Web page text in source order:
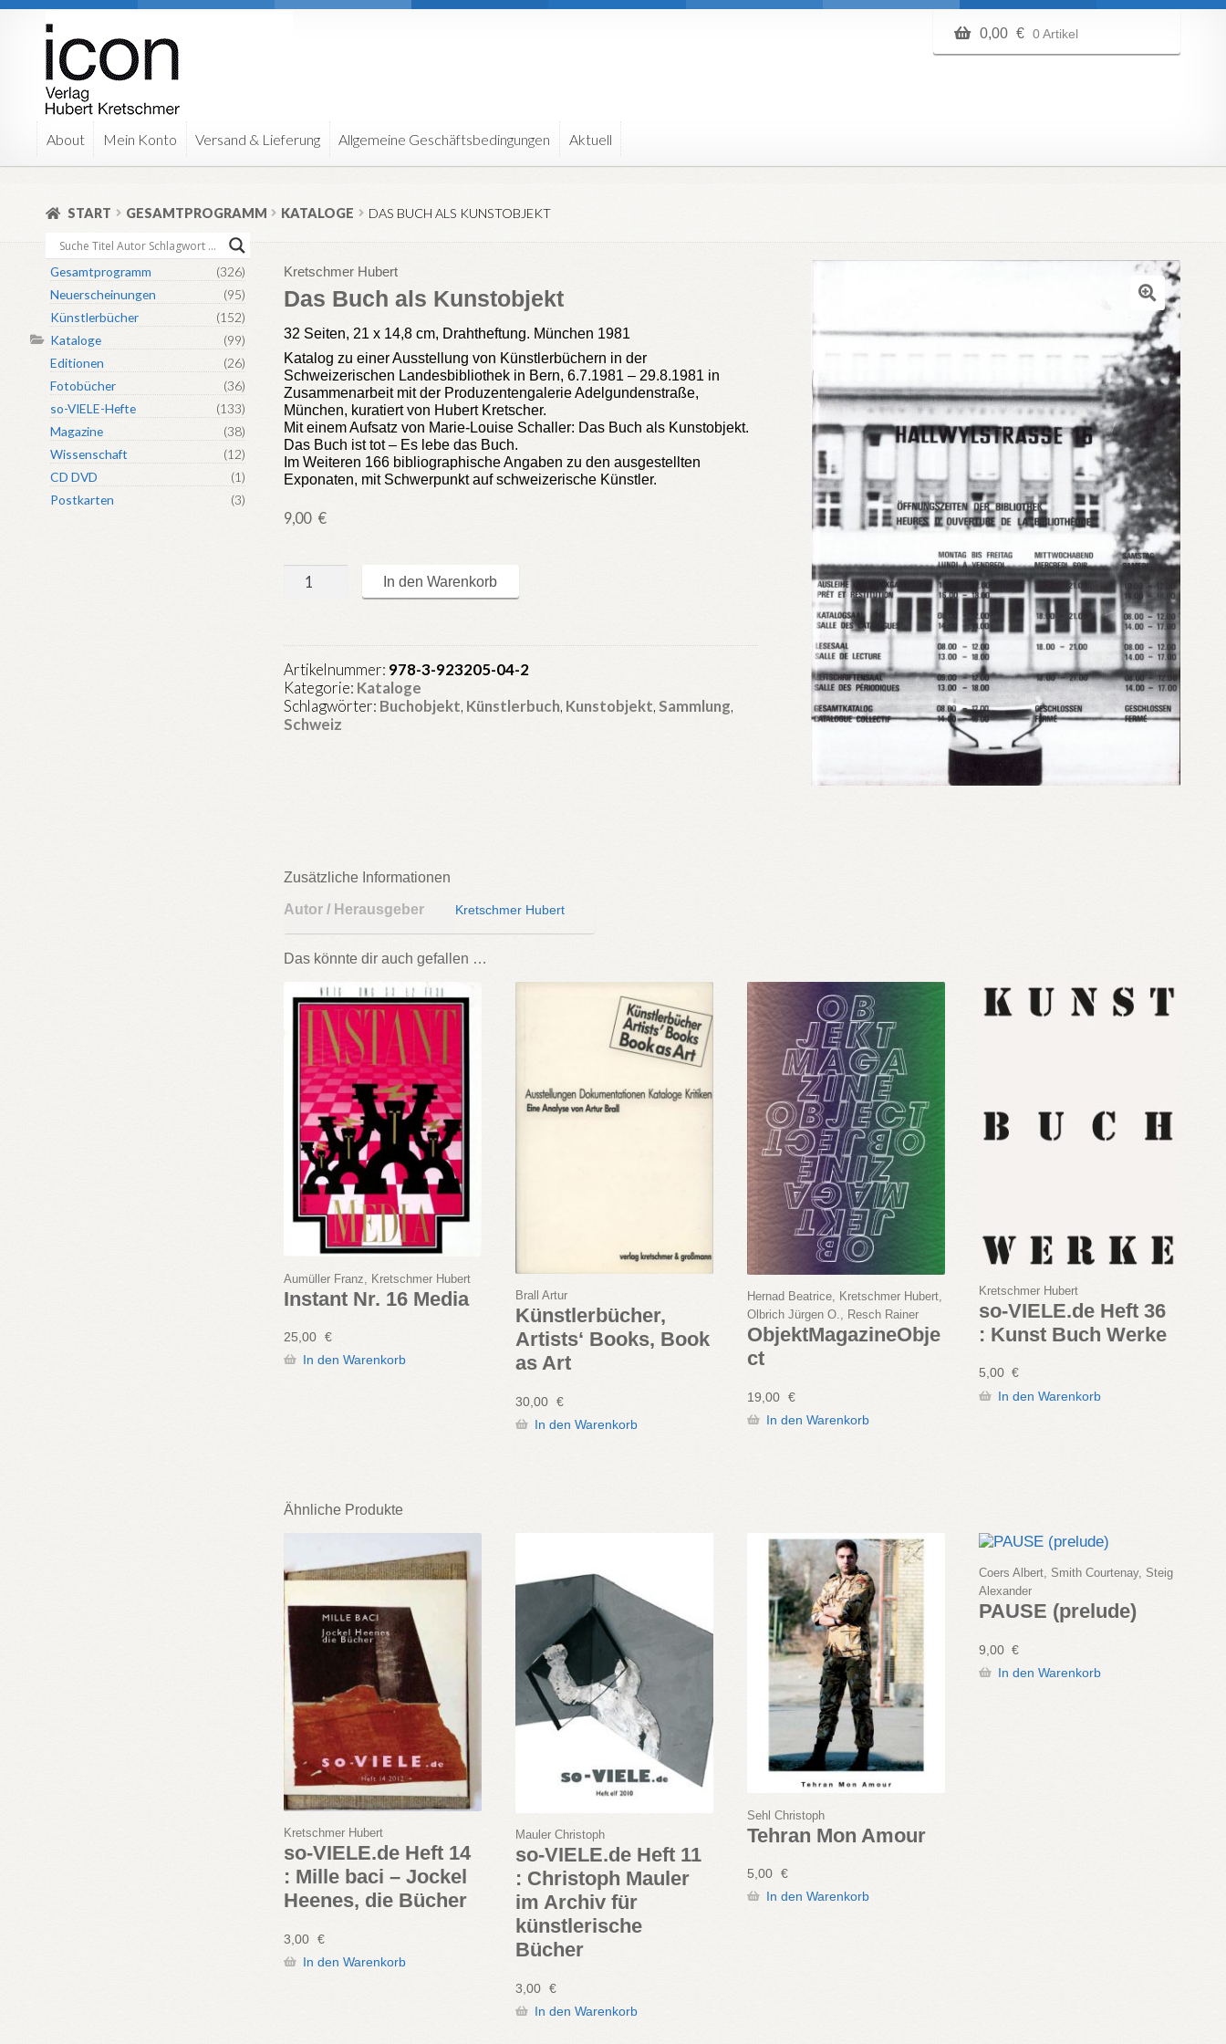
Zur
Navigation
springen
Zum
Inhalt
springen
0,00 € 0 Artikel
About Mein Konto Versand & Lieferung Allgemeine Geschäftsbedingungen Aktuell
START GESAMTPROGRAMM KATALOGE DAS BUCH ALS KUNSTOBJEKT
🔍
Kretschmer Hubert
Das Buch als Kunstobjekt
32 Seiten, 21 x 14,8 cm, Drahtheftung. München 1981
Katalog zu einer Ausstellung von Künstlerbüchern in der
Schweizerischen Landesbibliothek in Bern, 6.7.1981 – 29.8.1981 in
Zusammenarbeit mit der Produzentengalerie Adelgundenstraße,
München, kuratiert von Hubert Kretscher.
Mit einem Aufsatz von Marie-Louise Schaller: Das Buch als Kunstobjekt.
Das Buch ist tot – Es lebe das Buch.
Im Weiteren 166 bibliographische Angaben zu den ausgestellten
Exponaten, mit Schwerpunkt auf schweizerische Künstler.
9,00 €
Das
In den Warenkorb
Artikelnummer: 978-3-923205-04-2
Kategorie: Kataloge
Schlagwörter: Buchobjekt, Künstlerbuch, Kunstobjekt,Sammlung,
Schweiz
Zusätzliche Informationen
Autor / Herausgeber
Kretschmer Hubert
Das könnte dir auch gefallen …
Aumüller Franz, Kretschmer Hubert
Instant Nr. 16 Media
25,00 €
In den Warenkorb
Brall Artur
Künstlerbücher,
Artists‘ Books, Book
as Art
30,00 €
In den Warenkorb
Hernad Beatrice, Kretschmer Hubert,
Olbrich Jürgen O., Resch Rainer
ObjektMagazineObje
ct
19,00 €
In den Warenkorb
Kretschmer Hubert
so-VIELE.de Heft 36
: Kunst Buch Werke
5,00 €
In den Warenkorb
Ähnliche Produkte
Kretschmer Hubert
so-VIELE.de Heft 14
: Mille baci – Jockel
Heenes, die Bücher
3,00 €
In den Warenkorb
Mauler Christoph
so-VIELE.de Heft 11
: Christoph Mauler
im Archiv für
künstlerische
Bücher
3,00 €
In den Warenkorb
Sehl Christoph
Tehran Mon Amour
5,00 €
In den Warenkorb
Coers Albert, Smith Courtenay, Steig
Alexander
PAUSE (prelude)
9,00 €
In den Warenkorb
Gesamtprogramm
(326)
Neuerscheinungen
(95)
Künstlerbücher
(152)
Kataloge
(99)
Editionen
(26)
Fotobücher
(36)
so-VIELE-Hefte
(133)
Magazine
(38)
Wissenschaft
(12)
CD DVD
(1)
Postkarten
(3)